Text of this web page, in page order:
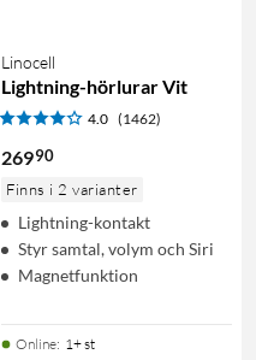
Linocell
Lightning-hörlurar Vit
4.0 (1462)
26990
Finns i 2 varianter
Lightning-kontakt
Styr samtal, volym och Siri
Magnetfunktion
Online: 1+ st